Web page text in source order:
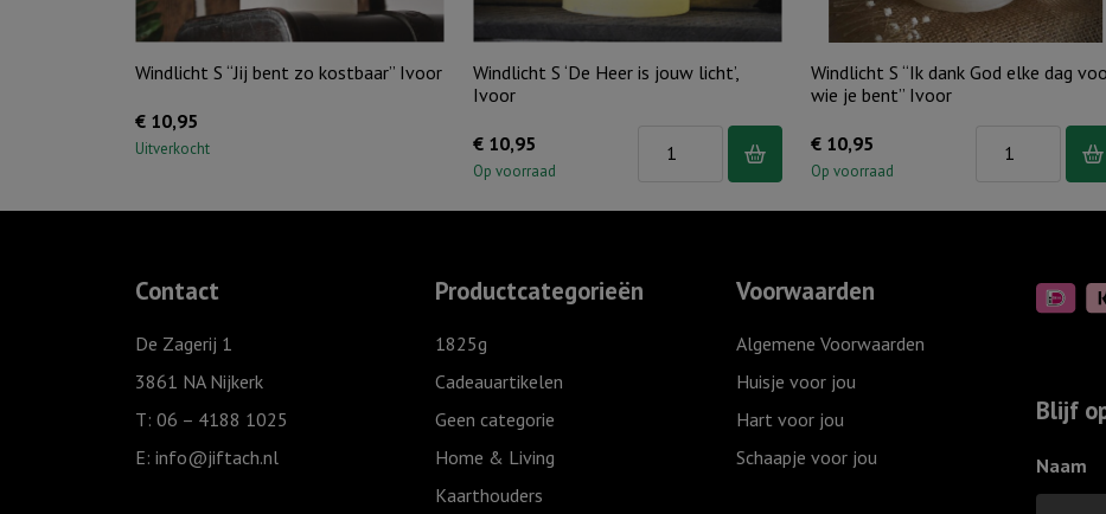
Windlicht S “Jij bent zo kostbaar” Ivoor
€ 10,95
Uitverkocht
Windlicht S ‘De Heer is jouw licht’,
Ivoor
€ 10,95
Op voorraad
jouw
Windlicht S “Ik dank God elke dag
wie je bent” Ivoor
€ 10,95
Op voorraad
Contact
De Zagerij 1
3861 NA Nijkerk
T: 06 – 4188 1025
E: info@jiftach.nl
Productcategorieën
1825g
Cadeauartikelen
Geen categorie
Home & Living
Kaarthouders
Voorwaarden
Algemene Voorwaarden
Huisje voor jou
Hart voor jou
Schaapje voor jou
Blijf
Naam